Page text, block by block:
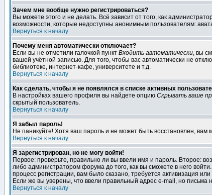
Зачем мне вообще нужно регистрироваться?
Вы можете этого и не делать. Всё зависит от того, как
возможности, которые недоступны анонимным пользователям:
Вернуться к началу
Почему меня автоматически отключает?
Если вы не отметили галочкой пункт Входить автоматически, вы
вашей учётной записью. Для того, чтобы вас автоматически не
библиотеке, интернет-кафе, университете и т.д.
Вернуться к началу
Как сделать, чтобы я не появлялся в списке активных
В настройках вашего профиля вы найдете опцию Скрывать ваше
скрытый пользователь.
Вернуться к началу
Я забыл пароль!
Не паникуйте! Хотя ваш пароль и не может быть восстановлен, вам
Вернуться к началу
Я зарегистрирован, но не могу войти!
Первое: проверьте, правильно ли вы ввели имя и пароль. Второе:
либо администратором форума до того, как вы сможете в него
процесс регистрации, вам было сказано, требуется активизация
Если же вы уверены, что ввели правильный адрес e-mail, но
Вернуться к началу